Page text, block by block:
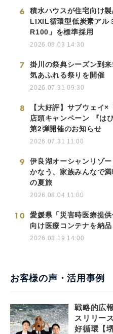
6
積水ハウスが住宅向け
LIXIL循環型低炭素アル
R100」を標準採用
2026.08.03 14:30
7
掛川の祭典シーズン到
気あふれる祭りを開催
2026.07.31 09:30
8
【大好評】サブウェイ×
店頭キャンペーン 『は
第2弾開催のお知らせ
2026.07.31 11:00
9
伊良湖オーシャンリゾ
かなう、家族みんなで
の夏旅
2026.08.04 11:00
10
愛媛県「災害時医療提供
向け医療コンテナを納品
2026.03.19 14:00
お客様の声・活用事例
戦略的広
スリリー
好循環【